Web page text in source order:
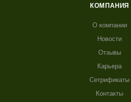
КОМПАНИЯ
О компании
Новости
Отзывы
Карьера
Сетрификаты
Контакты